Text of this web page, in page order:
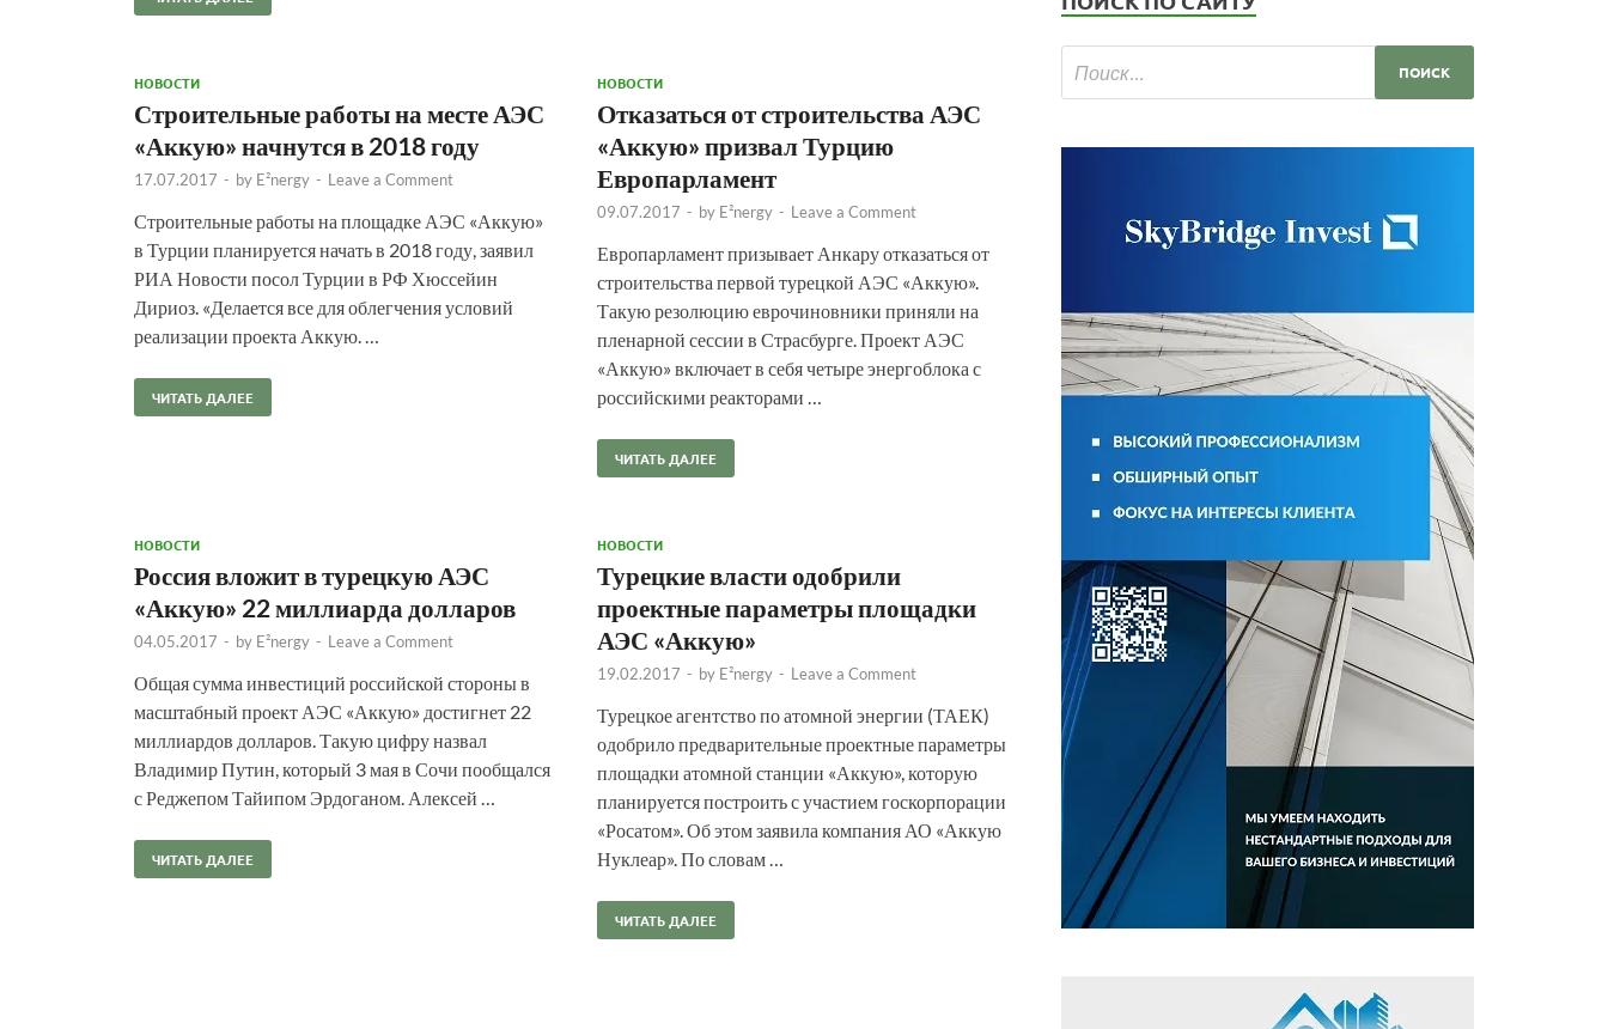
НОВОСТИ
Строительные работы на месте АЭС
«Аккую» начнутся в 2018 году
17.07.2017 - by E²nergy - Leave a Comment
Строительные работы на площадке АЭС «Аккую»
в Турции планируется начать в 2018 году, заявил
РИА Новости посол Турции в РФ Хюссейин
Дириоз. «Делается все для облегчения условий
реализации проекта Аккую. …
ЧИТАТЬ ДАЛЕЕ
НОВОСТИ
Отказаться от строительства АЭС
«Аккую» призвал Турцию
Европарламент
09.07.2017 - by E²nergy - Leave a Comment
Европарламент призывает Анкару отказаться от
строительства первой турецкой АЭС «Аккую».
Такую резолюцию еврочиновники приняли на
пленарной сессии в Страсбурге. Проект АЭС
«Аккую» включает в себя четыре энергоблока с
российскими реакторами …
ЧИТАТЬ ДАЛЕЕ
НОВОСТИ
Россия вложит в турецкую АЭС
«Аккую» 22 миллиарда долларов
04.05.2017 - by E²nergy - Leave a Comment
Общая сумма инвестиций российской стороны в
масштабный проект АЭС «Аккую» достигнет 22
миллиардов долларов. Такую цифру назвал
Владимир Путин, который 3 мая в Сочи пообщался
с Реджепом Тайипом Эрдоганом. Алексей …
ЧИТАТЬ ДАЛЕЕ
НОВОСТИ
Турецкие власти одобрили
проектные параметры площадки
АЭС «Аккую»
19.02.2017 - by E²nergy - Leave a Comment
Турецкое агентство по атомной энергии (ТАЕК)
одобрило предварительные проектные параметры
площадки атомной станции «Аккую», которую
планируется построить с участием госкорпорации
«Росатом». Об этом заявила компания АО «Аккую
Нуклеар». По словам …
ЧИТАТЬ ДАЛЕЕ